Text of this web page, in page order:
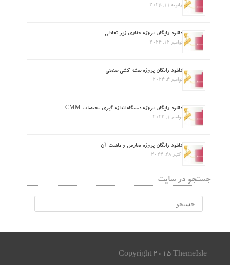
ژانویه 11, 2025
دانلود رایگان پروژه حفاری زیر تعادلی
نوامبر 12, 2024
دانلود رایگان پروژه نقشه کشی صنعتی
نوامبر 4, 2024
دانلود رایگان پروژه دستگاه اندازه گیری مختصات CMM
نوامبر 1, 2024
دانلود رایگان پروژه تعارض و ماهیت آن
اکتبر 28, 2024
جستجو در سایت
Copyright 2015 ThemeIsle